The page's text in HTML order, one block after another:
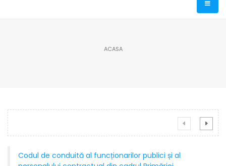
ACASA
Codul de conduită al funcționarilor publici și al